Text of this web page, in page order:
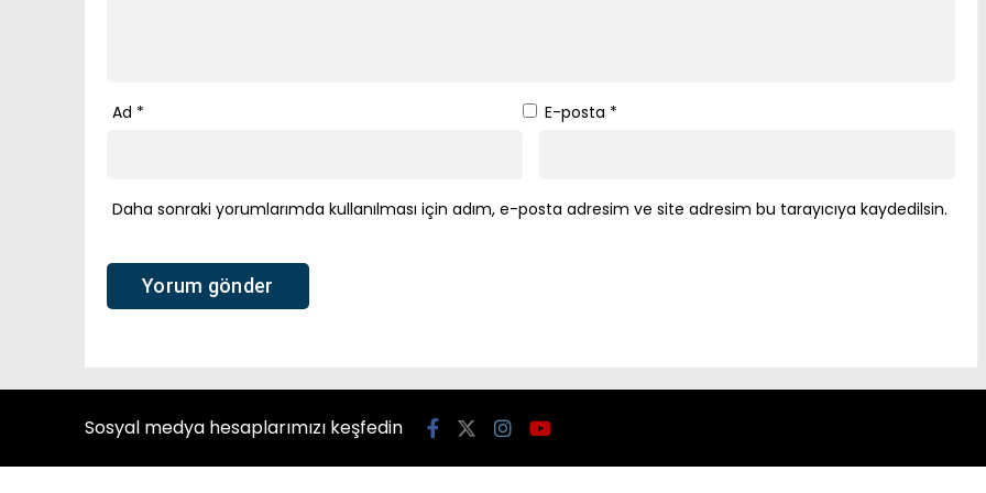
Ad * E-posta *
Daha sonraki yorumlarımda kullanılması için adım, e-posta adresim ve site adresim bu tarayıcıya kaydedilsin.
Sosyal medya hesaplarımızı keşfedin